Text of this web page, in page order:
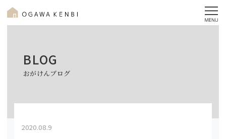
BLOG
おがけんブログ
2020.08.9